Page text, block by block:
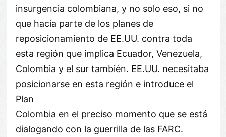
insurgencia colombiana, y no solo eso, si no
que hacía parte de los planes de
reposicionamiento de EE.UU. contra toda
esta región que implica Ecuador, Venezuela,
Colombia y el sur también. EE.UU. necesitaba
posicionarse en esta región e introduce el
Plan
Colombia en el preciso momento que se está
dialogando con la guerrilla de las FARC.